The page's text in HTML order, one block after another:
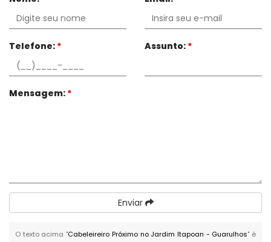
Telefone: * Assunto: *
Mensagem: *
Enviar
O texto acima "Cabeleireiro Próximo no Jardim Itapoan - Guarulhos" é